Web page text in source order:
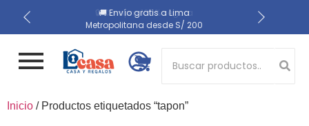
🚚 Envío gratis a Lima
Metropolitana desde S/ 200
🔒 Compra 100% segura
📍 Recojo en almacén el
mismo día
Button 1
Button 2
Inicio / Productos etiquetados “tapon”